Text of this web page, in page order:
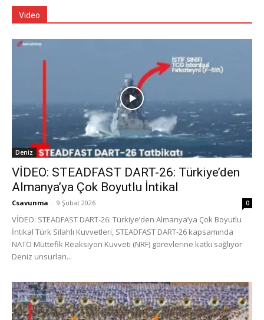
Video
Deniz
VİDEO: STEADFAST DART-26: Türkiye’den
Almanya’ya Çok Boyutlu İntikal
Csavunma - 9 Şubat 2026 0
VİDEO: STEADFAST DART-26: Türkiye’den Almanya’ya Çok Boyutlu
İntikal Türk Silahlı Kuvvetleri, STEADFAST DART-26 kapsamında
NATO Müttefik Reaksiyon Kuvveti (NRF) görevlerine katkı sağlıyor
Deniz unsurları...